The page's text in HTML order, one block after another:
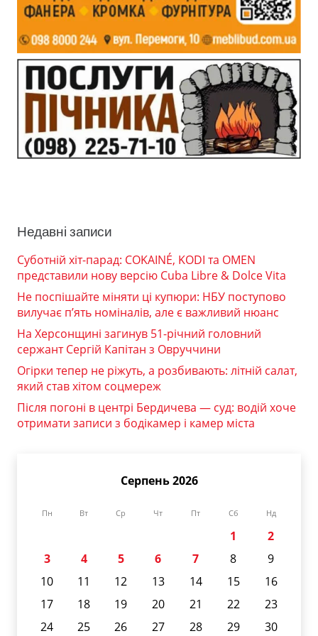
Недавні записи
Суботній хіт-парад: COKAINÉ, KODI та OMEN
представили нову версію Cuba Libre & Dolce Vita
Не поспішайте міняти ці купюри: НБУ поступово
вилучає п’ять номіналів, але є важливий нюанс
На Херсонщині загинув 51-річний головний
сержант Сергій Капітан з Овруччини
Огірки тепер не ріжуть, а розбивають: літній салат,
який став хітом соцмереж
Після погоні в центрі Бердичева — суд: водій хоче
отримати записи з бодікамер і камер міста
Серпень 2026
Пн Вт Ср Чт Пт Сб Нд
1
2
3
4 5 6 7 8
9
10
11 12 13 14 15
16
17
18 19 20 21 22
23
24
25 26 27 28 29 30